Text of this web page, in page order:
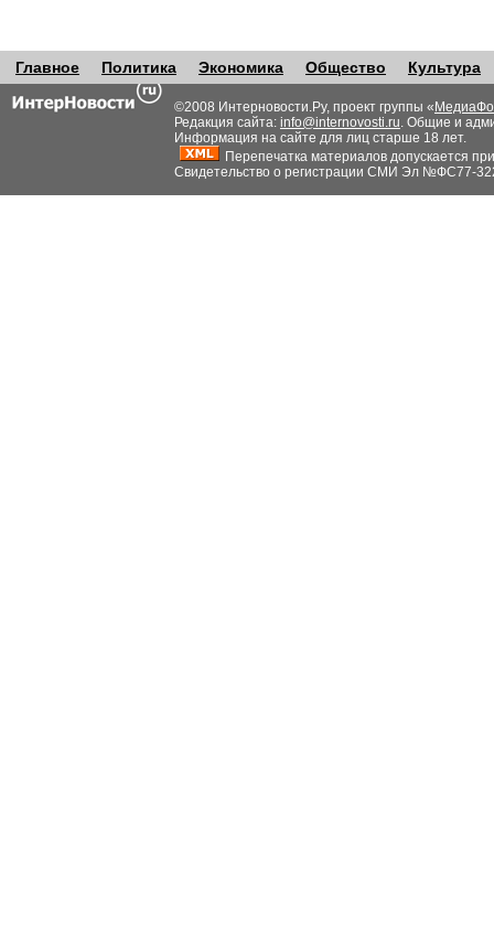
Главное Политика Экономика Общество Культура
©2008 Интерновости.Ру, проект группы «
Редакция сайта: info@internovosti.ru. Общие и
Информация на сайте для лиц старше 18 лет.
Перепечатка материалов допускается
Свидетельство о регистрации СМИ Эл №ФС77-